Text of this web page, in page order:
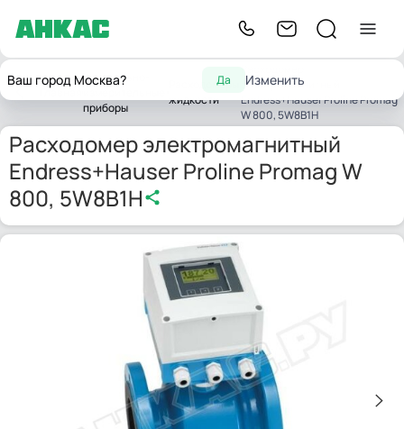
Ваш город Москва? Да Изменить
Главная
Контрольно-
приборы
Расходомеры
жидкости
электромагнитный
Endress+Hauser Proline Promag
W 800, 5W8B1H
Расходомер электромагнитный
Endress+Hauser Proline Promag W
800, 5W8B1H